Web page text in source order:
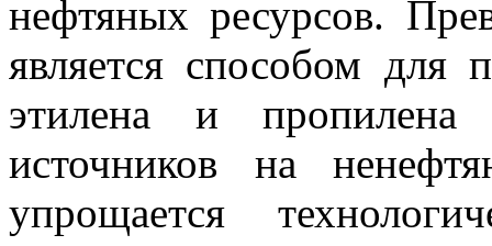
нефтяных ресурсов.
является способом для
этилена и
источников на
упрощается